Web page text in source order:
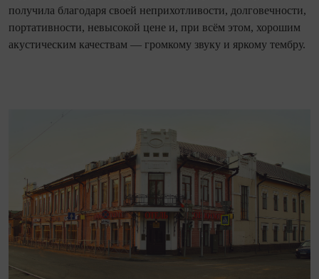
получила благодаря своей неприхотливости, долговечности,
портативности, невысокой цене и, при всём этом, хорошим
акустическим качествам — громкому звуку и яркому тембру.